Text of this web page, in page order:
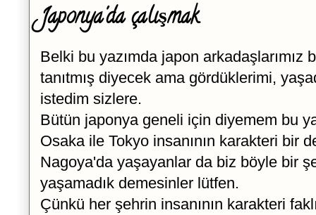
Japonya'da çalışmak
Belki bu yazımda japon arkadaşlarımız
tanıtmış diyecek ama gördüklerimi,
istedim sizlere.
Bütün japonya geneli için diyemem bu
Osaka ile Tokyo insanının karakteri bir
Nagoya'da yaşayanlar da biz böyle bir
yaşamadık demesinler lütfen.
Çünkü her şehrin insanının karakteri